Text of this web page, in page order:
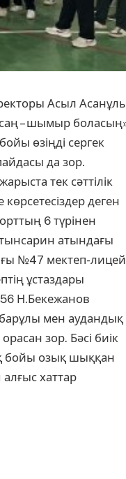
Асыл
– шымыр
өзіңді сергек
да зор.
тек сәттілік
деген
6 түрінен
атындағы
№47 мектеп-
ұстаздары
Н.Бекежанов
мен аудандық
зор. Бәсі биік
бойы озық шыққан
хаттар